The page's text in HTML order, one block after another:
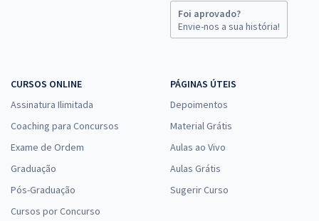
Foi aprovado?
Envie-nos a sua história!
CURSOS ONLINE
Assinatura Ilimitada
Coaching para Concursos
Exame de Ordem
Graduação
Pós-Graduação
Cursos por Concurso
PÁGINAS ÚTEIS
Depoimentos
Material Grátis
Aulas ao Vivo
Aulas Grátis
Sugerir Curso